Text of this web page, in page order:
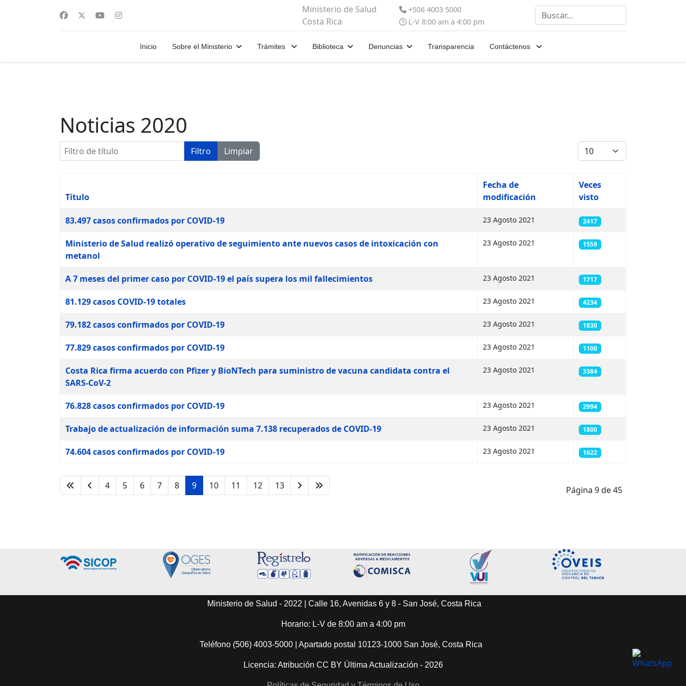
Ministerio de Salud
Costa Rica
+506 4003 5000
L-V 8:00 am a 4:00 pm
Buscar
Inicio Sobre el Ministerio Trámites Biblioteca Denuncias Transparencia Contáctenos
Noticias 2020
Filtro de título Filtro Limpiar Cantidad
Título
Fecha de
modificación
Veces
visto
83.497 casos confirmados por COVID-19 23 Agosto 2021 2417
Ministerio de Salud realizó operativo de seguimiento ante nuevos casos de intoxicación con
metanol
23 Agosto 2021 1559
A 7 meses del primer caso por COVID-19 el país supera los mil fallecimientos 23 Agosto 2021 1717
81.129 casos COVID-19 totales 23 Agosto 2021 4234
79.182 casos confirmados por COVID-19 23 Agosto 2021 1830
77.829 casos confirmados por COVID-19 23 Agosto 2021 1100
Costa Rica firma acuerdo con Pfizer y BioNTech para suministro de vacuna candidata contra el
SARS-CoV-2
23 Agosto 2021 3384
76.828 casos confirmados por COVID-19 23 Agosto 2021 2994
Trabajo de actualización de información suma 7.138 recuperados de COVID-19 23 Agosto 2021 1800
74.604 casos confirmados por COVID-19 23 Agosto 2021 1622
Página 9 de 45
4 5 6 7 8 9 10 11 12 13
Ministerio de Salud - 2022 | Calle 16, Avenidas 6 y 8 - San José, Costa Rica
Horario: L-V de 8:00 am a 4:00 pm
Teléfono (506) 4003-5000 | Apartado postal 10123-1000 San José, Costa Rica
Licencia: Atribución CC BY Última Actualización - 2026